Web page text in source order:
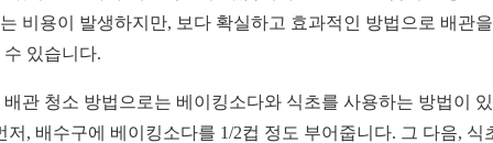
비용이 발생하지만, 보다 확실하고 효과적인 방법으로 배관
수 있습니다.
배관 청소 방법으로는 베이킹소다와 식초를 사용하는 방법이
저, 배수구에 베이킹소다를 1/2컵 정도 부어줍니다. 그 다음, 식